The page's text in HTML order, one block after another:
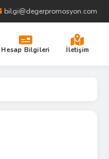
bilgi@degerpromosyon.com
Hesap Bilgileri İletişim